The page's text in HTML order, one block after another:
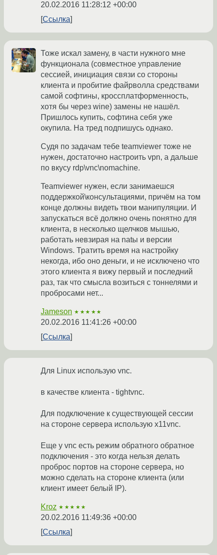
20.02.2016 11:28:12 +00:00
Ссылка
Тоже искал замену, в части нужного мне
функционала (совместное управление
сессией, инициация связи со стороны
клиента и пробитие файрволла средствами
самой софтины, кроссплатформенность,
хотя бы через wine) замены не нашёл.
Пришлось купить, софтина себя уже
окупила. На тред подпишусь однако.
Судя по задачам тебе teamviewer тоже не
нужен, достаточно настроить vpn, а дальше
по вкусу rdp\vnc\nomachine.
Teamviewer нужен, если занимаешся
поддержкой\консультациями, причём на том
конце должны видеть твои манипуляции. И
запускаться всё должно очень понятно для
клиента, в несколько щелчков мышью,
работать невзирая на natы и версии
Windows. Тратить время на настройку
некогда, ибо оно деньги, и не исключено что
этого клиента я вижу первый и последний
раз, так что смысла возиться с тоннелями и
пробросами нет...
Jameson ★★★★★
20.02.2016 11:41:26 +00:00
Ссылка
Для Linux использую vnc.
в качестве клиента - tightvnc.
Для подключение к существующей сессии
на стороне сервера использую x11vnc.
Еще у vnc есть режим обратного обратное
подключения - это когда нельзя делать
проброс портов на стороне сервера, но
можно сделать на стороне клиента (или
клиент имеет белый IP).
Kroz ★★★★★
20.02.2016 11:49:36 +00:00
Ссылка